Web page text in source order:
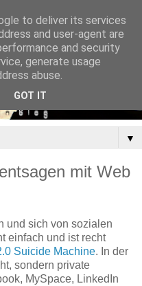
▼
mit Web
und sich von sozialen
einfach und ist recht
Suicide Machine. In der
sondern private
MySpace, LinkedIn
to deliver its services
and user-agent are
and security
generate usage
abuse.
GOT IT